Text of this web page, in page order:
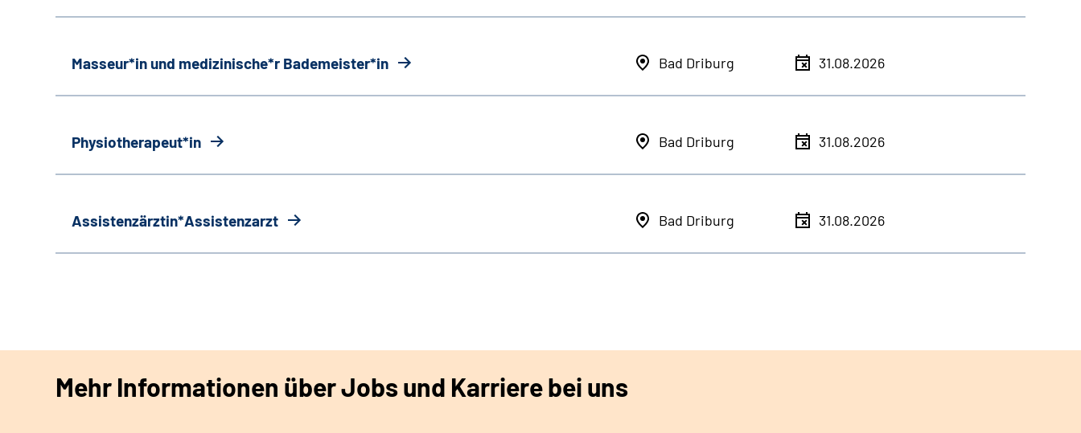
Masseur*in und medizinische*r Bademeister*in Bad Driburg 31.08.2026
Physiotherapeut*in Bad Driburg 31.08.2026
Assistenzärztin*Assistenzarzt Bad Driburg 31.08.2026
Mehr Informationen über Jobs und Karriere bei uns